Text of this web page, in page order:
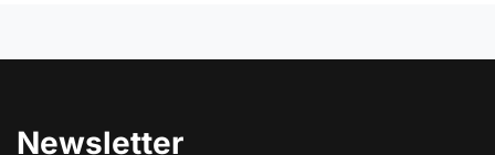
Newsletter